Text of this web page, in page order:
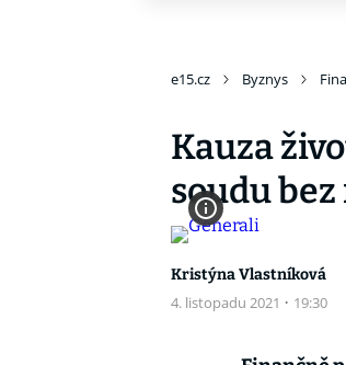
e15.cz Byznys
Kauza
soudu
Kristýna Vlastníková
4. listopadu 2021 · 19:30